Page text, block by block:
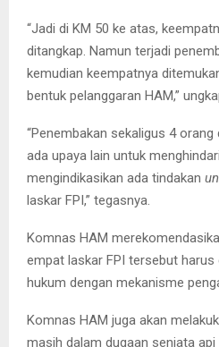
“Jadi di KM 50 ke atas,
ditangkap. Namun terjadi
kemudian keempatnya
bentuk pelanggaran HAM,”
“Penembakan sekaligus 4
ada upaya lain untuk
mengindikasikan ada tindakan
laskar FPI,” tegasnya.
Komnas HAM
empat laskar FPI tersebut harus
hukum dengan mekanisme
Komnas HAM juga akan
masih dalam dugaan senjata api